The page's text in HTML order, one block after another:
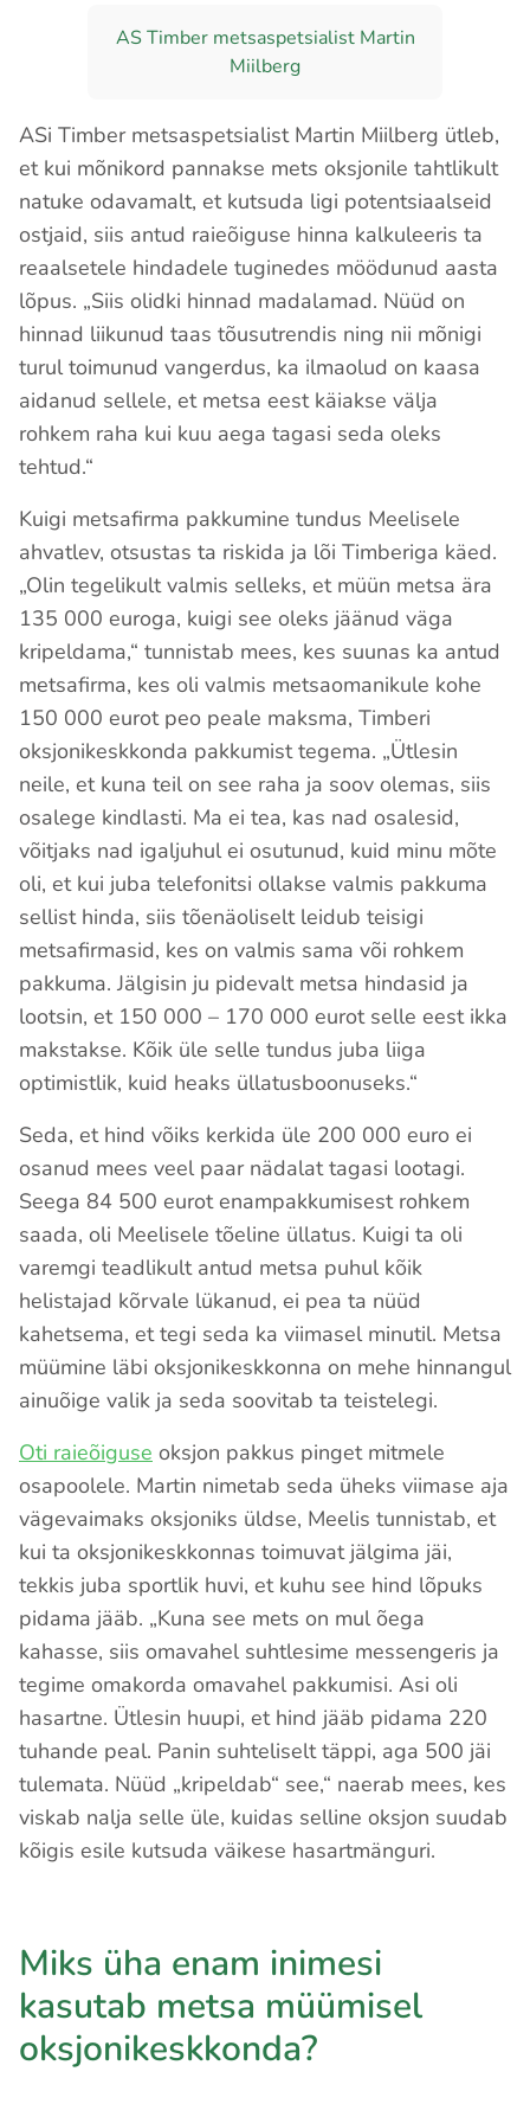
AS Timber metsaspetsialist Martin
Miilberg
ASi Timber metsaspetsialist Martin Miilberg ütleb,
et kui mõnikord pannakse mets oksjonile tahtlikult
natuke odavamalt, et kutsuda ligi potentsiaalseid
ostjaid, siis antud raieõiguse hinna kalkuleeris ta
reaalsetele hindadele tuginedes möödunud aasta
lõpus. „Siis olidki hinnad madalamad. Nüüd on
hinnad liikunud taas tõusutrendis ning nii mõnigi
turul toimunud vangerdus, ka ilmaolud on kaasa
aidanud sellele, et metsa eest käiakse välja
rohkem raha kui kuu aega tagasi seda oleks
tehtud.“
Kuigi metsafirma pakkumine tundus Meelisele
ahvatlev, otsustas ta riskida ja lõi Timberiga käed.
„Olin tegelikult valmis selleks, et müün metsa ära
135 000 euroga, kuigi see oleks jäänud väga
kripeldama,“ tunnistab mees, kes suunas ka antud
metsafirma, kes oli valmis metsaomanikule kohe
150 000 eurot peo peale maksma, Timberi
oksjonikeskkonda pakkumist tegema. „Ütlesin
neile, et kuna teil on see raha ja soov olemas, siis
osalege kindlasti. Ma ei tea, kas nad osalesid,
võitjaks nad igaljuhul ei osutunud, kuid minu mõte
oli, et kui juba telefonitsi ollakse valmis pakkuma
sellist hinda, siis tõenäoliselt leidub teisigi
metsafirmasid, kes on valmis sama või rohkem
pakkuma. Jälgisin ju pidevalt metsa hindasid ja
lootsin, et 150 000 – 170 000 eurot selle eest ikka
makstakse. Kõik üle selle tundus juba liiga
optimistlik, kuid heaks üllatusboonuseks.“
Seda, et hind võiks kerkida üle 200 000 euro ei
osanud mees veel paar nädalat tagasi lootagi.
Seega 84 500 eurot enampakkumisest rohkem
saada, oli Meelisele tõeline üllatus. Kuigi ta oli
varemgi teadlikult antud metsa puhul kõik
helistajad kõrvale lükanud, ei pea ta nüüd
kahetsema, et tegi seda ka viimasel minutil. Metsa
müümine läbi oksjonikeskkonna on mehe hinnangul
ainuõige valik ja seda soovitab ta teistelegi.
Oti raieõiguse oksjon pakkus pinget mitmele
osapoolele. Martin nimetab seda üheks viimase aja
vägevaimaks oksjoniks üldse, Meelis tunnistab, et
kui ta oksjonikeskkonnas toimuvat jälgima jäi,
tekkis juba sportlik huvi, et kuhu see hind lõpuks
pidama jääb. „Kuna see mets on mul õega
kahasse, siis omavahel suhtlesime messengeris ja
tegime omakorda omavahel pakkumisi. Asi oli
hasartne. Ütlesin huupi, et hind jääb pidama 220
tuhande peal. Panin suhteliselt täppi, aga 500 jäi
tulemata. Nüüd „kripeldab“ see,“ naerab mees, kes
viskab nalja selle üle, kuidas selline oksjon suudab
kõigis esile kutsuda väikese hasartmänguri.
Miks üha enam inimesi
kasutab metsa müümisel
oksjonikeskkonda?